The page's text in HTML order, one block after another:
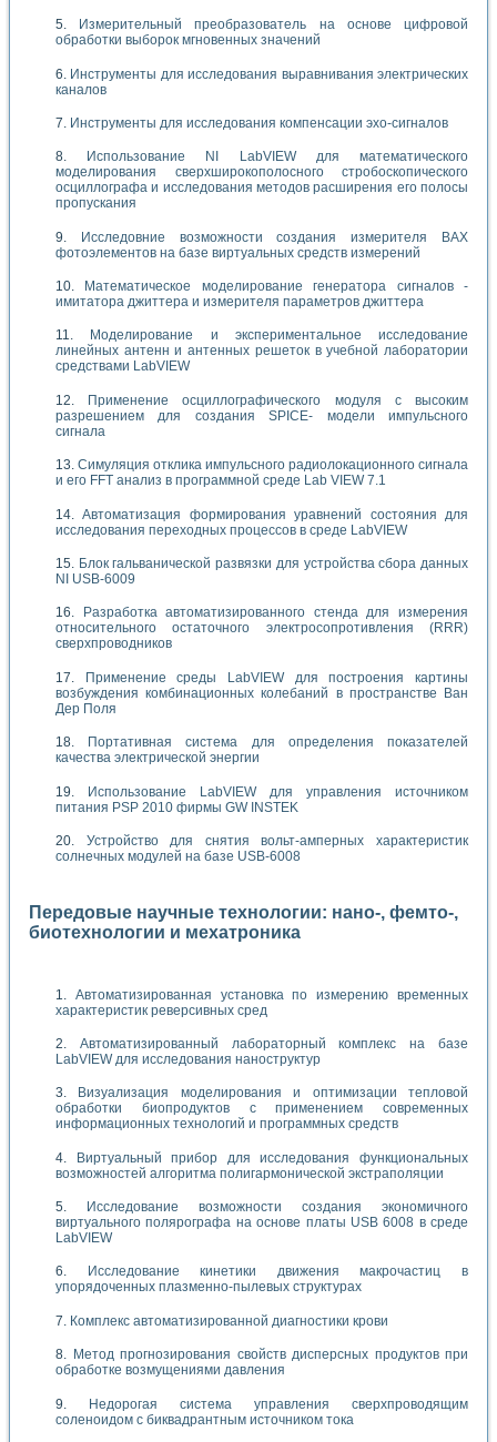
Измерительный преобразователь на основе цифровой
обработки выборок мгновенных значений
Инструменты для исследования выравнивания электрических
каналов
Инструменты для исследования компенсации эхо-сигналов
Использование NI LabVIEW для математического
моделирования сверхширокополосного стробоскопического
осциллографа и исследования методов расширения его полосы
пропускания
Исследовние возможности создания измерителя ВАХ
фотоэлементов на базе виртуальных средств измерений
Математическое моделирование генератора сигналов -
имитатора джиттера и измерителя параметров джиттера
Моделирование и экспериментальное исследование
линейных антенн и антенных решеток в учебной лаборатории
средствами LabVIEW
Применение осциллографического модуля с высоким
разрешением для создания SPICE- модели импульсного
сигнала
Симуляция отклика импульсного радиолокационного сигнала
и его FFT анализ в программной среде Lab VIEW 7.1
Автоматизация формирования уравнений состояния для
исследования переходных процессов в среде LabVIEW
Блок гальванической развязки для устройства сбора данных
NI USB-6009
Разработка автоматизированного стенда для измерения
относительного остаточного электросопротивления (RRR)
сверхпроводников
Применение среды LabVIEW для построения картины
возбуждения комбинационных колебаний в пространстве Ван
Дер Поля
Портативная система для определения показателей
качества электрической энергии
Использование LabVIEW для управления источником
питания PSP 2010 фирмы GW INSTEK
Устройство для снятия вольт-амперных характеристик
солнечных модулей на базе USB-6008
Передовые научные технологии: нано-, фемто-,
биотехнологии и мехатроника
Автоматизированная установка по измерению временных
характеристик реверсивных сред
Автоматизированный лабораторный комплекс на базе
LabVIEW для исследования наноструктур
Визуализация моделирования и оптимизации тепловой
обработки биопродуктов с применением современных
информационных технологий и программных средств
Виртуальный прибор для исследования функциональных
возможностей алгоритма полигармонической экстраполяции
Исследование возможности создания экономичного
виртуального полярографа на основе платы USB 6008 в среде
LabVIEW
Исследование кинетики движения макрочастиц в
упорядоченных плазменно-пылевых структурах
Комплекс автоматизированной диагностики крови
Метод прогнозирования свойств дисперсных продуктов при
обработке возмущениями давления
Недорогая система управления сверхпроводящим
соленоидом с биквадрантным источником тока